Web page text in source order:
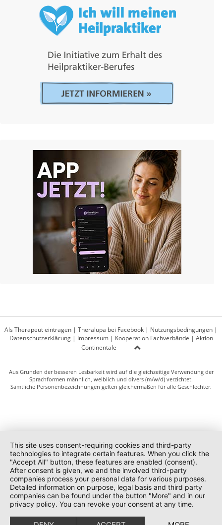
Als Therapeut eintragen | Theralupa bei Facebook | Nutzungsbedingungen |
Datenschutzerklärung| Impressum| Kooperation Fachverbände | Aktion
Continentale
Aus Gründen der besseren Lesbarkeit wird auf die gleichzeitige Verwendung der
Sprachformen männlich, weiblich und divers (m/w/d) verzichtet.
Sämtliche Personenbezeichnungen gelten gleichermaßen für alle Geschlechter.
This site uses consent-requiring cookies and third-party
technologies to integrate certain features. When you click the
"Accept All" button, these features are enabled (consent).
After consent is given, we and the involved third-party
companies process your personal data for various purposes.
Detailed information on purpose, legal basis and third party
companies can be found under the button "More" and in our
privacy policy. You can revoke your consent at any time.